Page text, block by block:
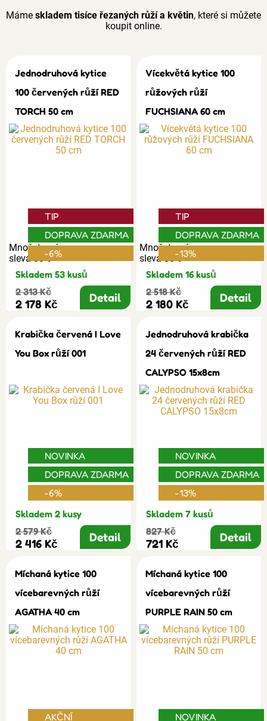
Máme skladem tisíce řezaných růží a květin, které si můžete
koupit online.
Jednodruhová kytice
100 červených růží RED
TORCH 50 cm
Množstevní
sleva 30%
TIP
DOPRAVA ZDARMA
-6%
Skladem 53 kusů
2 313 Kč
2 178 Kč Detail
Vícekvětá kytice 100
růžových růží
FUCHSIANA 60 cm
Množstevní
sleva 30%
TIP
DOPRAVA ZDARMA
-13%
Skladem 16 kusů
2 518 Kč
2 180 Kč Detail
Krabička červená I Love
You Box růží 001
NOVINKA
DOPRAVA ZDARMA
-6%
Skladem 2 kusy
2 579 Kč
2 416 Kč Detail
Jednodruhová krabička
24 červených růží RED
CALYPSO 15x8cm
NOVINKA
DOPRAVA ZDARMA
-13%
Skladem 7 kusů
827 Kč
721 Kč Detail
Míchaná kytice 100
vícebarevných růží
AGATHA 40 cm
AKČNÍ
Míchaná kytice 100
vícebarevných růží
PURPLE RAIN 50 cm
NOVINKA